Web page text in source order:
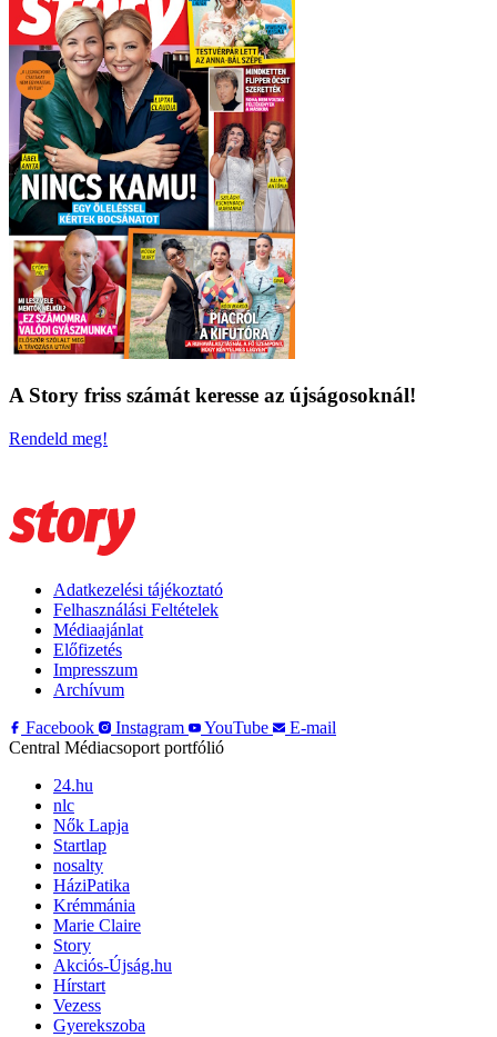
A Story friss számát keresse az újságosoknál!
Rendeld meg!
Adatkezelési tájékoztató
Felhasználási Feltételek
Médiaajánlat
Előfizetés
Impresszum
Archívum
Facebook
Instagram YouTube
E-mail
Central Médiacsoport portfólió
24.hu
nlc
Nők Lapja
Startlap
nosalty
HáziPatika
Krémmánia
Marie Claire
Story
Akciós-Újság.hu
Hírstart
Vezess
Gyerekszoba